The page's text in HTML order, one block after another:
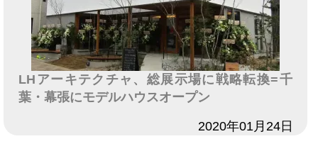
LHアーキテクチャ、総展示場に戦略転換=千
葉・幕張にモデルハウスオープン
2020年01月24日